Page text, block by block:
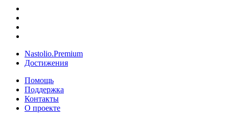
Nastolio.Premium
Достижения
Помощь
Поддержка
Контакты
О проекте